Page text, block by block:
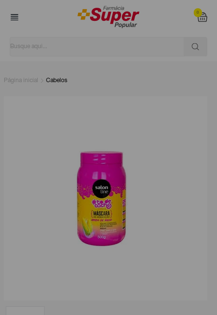
0
Página inicial Cabelos